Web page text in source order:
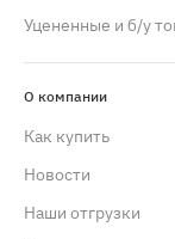
Уцененные и б/у
О компании
Как купить
Новости
Наши отгрузки